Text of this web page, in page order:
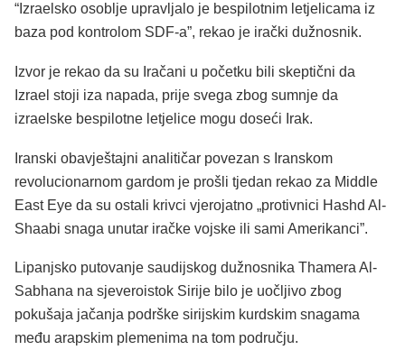
“Izraelsko osoblje upravljalo je bespilotnim letjelicama iz
baza pod kontrolom SDF-a”, rekao je irački dužnosnik.
Izvor je rekao da su Iračani u početku bili skeptični da
Izrael stoji iza napada, prije svega zbog sumnje da
izraelske bespilotne letjelice mogu doseći Irak.
Iranski obavještajni analitičar povezan s Iranskom
revolucionarnom gardom je prošli tjedan rekao za Middle
East Eye da su ostali krivci vjerojatno „protivnici Hashd Al-
Shaabi snaga unutar iračke vojske ili sami Amerikanci”.
Lipanjsko putovanje saudijskog dužnosnika Thamera Al-
Sabhana na sjeveroistok Sirije bilo je uočljivo zbog
pokušaja jačanja podrške sirijskim kurdskim snagama
među arapskim plemenima na tom području.